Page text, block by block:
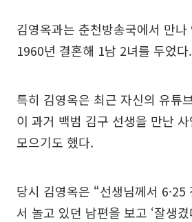
김영옥과는 춘천방송국에서 만나
1960년 결혼해 1남 2녀를 두었다.
특히 김영옥은 최근 자신의 유튜
이 과거 백범 김구 선생을 만난
모으기도 했다.
당시 김영옥은 “선생님께서 6·25
서 놀고 있던 남편을 보고 ‘잘생